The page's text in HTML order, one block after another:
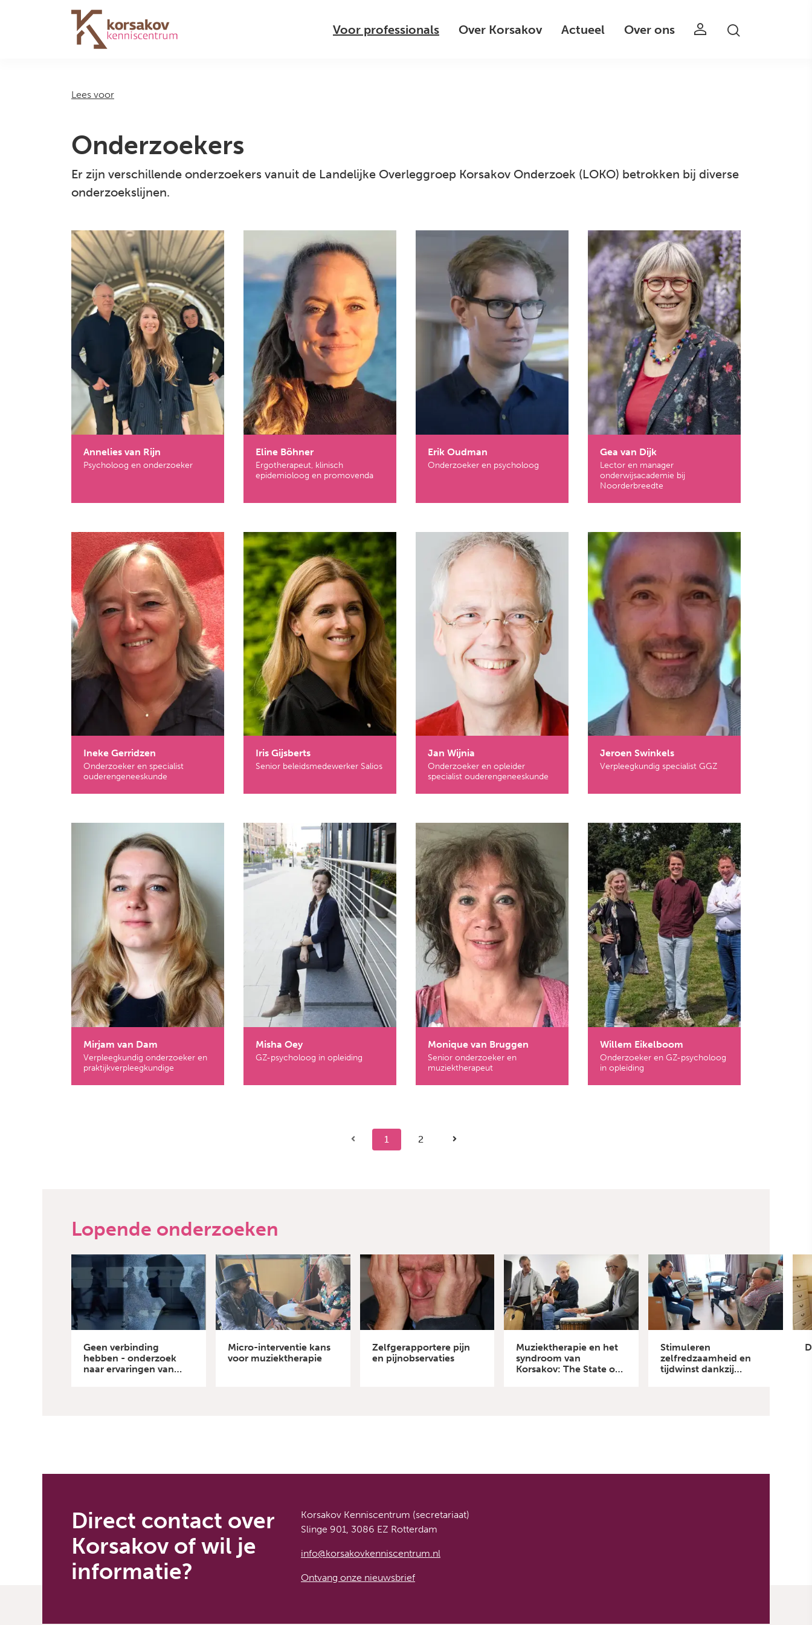
Navigation Voor professionals Over Korsakov Actueel Over ons
Lees voor
Onderzoekers
Er zijn verschillende onderzoekers vanuit de Landelijke Overleggroep Korsakov Onderzoek (LOKO) betrokken bij diverse
onderzoekslijnen.
Annelies van Rijn
Psycholoog en onderzoeker
Eline Böhner
Ergotherapeut, klinisch
epidemioloog en promovenda
Erik Oudman
Onderzoeker en psycholoog
Gea van Dijk
Lector en manager
onderwijsacademie bij
Noorderbreedte
Ineke Gerridzen
Onderzoeker en specialist
ouderengeneeskunde
Iris Gijsberts
Senior beleidsmedewerker Salios
Jan Wijnia
Onderzoeker en opleider
specialist ouderengeneeskunde
Jeroen Swinkels
Verpleegkundig specialist GGZ
Mirjam van Dam
Verpleegkundig onderzoeker en
praktijkverpleegkundige
Misha Oey
GZ-psycholoog in opleiding
Monique van Bruggen
Senior onderzoeker en
muziektherapeut
Willem Eikelboom
Onderzoeker en GZ-psycholoog
in opleiding
1 2
Lopende onderzoeken
Geen verbinding
hebben - onderzoek
naar ervaringen van
Micro-interventie kans
voor muziektherapie
Zelfgerapportere pijn
en pijnobservaties
Muziektherapie en het
syndroom van
Korsakov: The State of
Stimuleren
zelfredzaamheid en
tijdwinst dankzij
Direct contact over
Korsakov of wil je
informatie?
Korsakov Kenniscentrum (secretariaat)
Slinge 901, 3086 EZ Rotterdam
info@korsakovkenniscentrum.nl
Ontvang onze nieuwsbrief